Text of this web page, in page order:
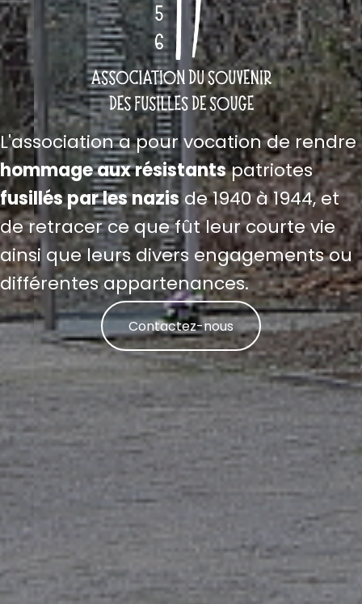
L'association a pour vocation de rendre
hommage aux résistantspatriotes
fusillés par les nazisde 1940 à 1944, et
de retracer ce que fût leur courte vie
ainsi que leurs divers engagements ou
différentes appartenances.
Contactez-nous